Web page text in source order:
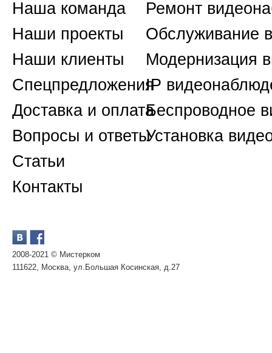
Наша команда
Наши проекты
Наши клиенты
Спецпредложения
Доставка и оплата
Вопросы и ответы
Статьи
Контакты
2008-2021 © Мистерком
111622, Москва, ул.Большая Косинская, д.27
Ремонт
Обслуживание
Модернизация
IP
Беспроводное
Установка